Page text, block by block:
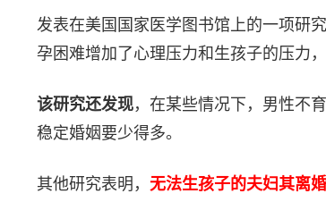
发表在美国国家医学图书馆上的一项研
孕困难增加了心理压力和生孩子的压力
该研究还发现，在某些情况下，男性不
稳定婚姻要少得多。
其他研究表明， 无法生孩子的夫妇其离